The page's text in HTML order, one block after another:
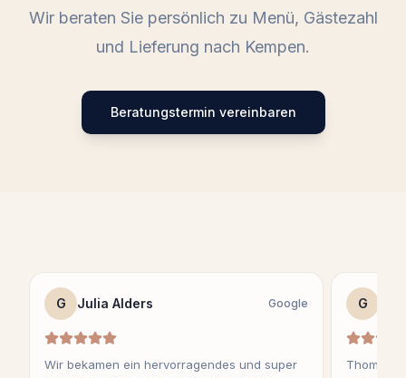
Wir beraten Sie persönlich zu Menü, Gästezahl
und Lieferung nach Kempen.
Beratungstermin vereinbaren
G Julia Alders Google
Wir bekamen ein hervorragendes und super
G
Thomas